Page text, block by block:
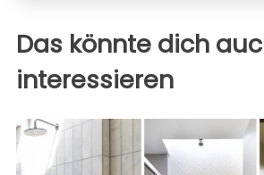
Das könnte dich
interessieren